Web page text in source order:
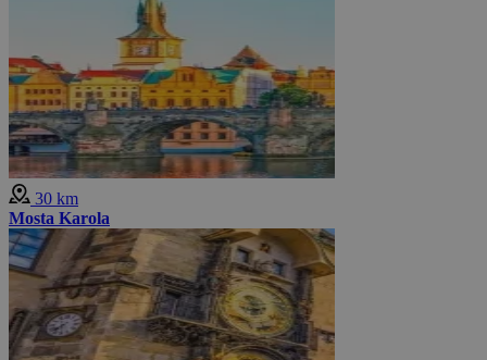
30 km
Mosta Karola